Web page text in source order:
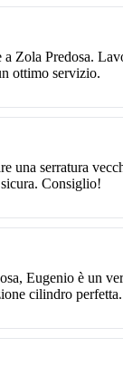
a Zola Predosa.
ottimo servizio.
una serratura
Consiglio!
Eugenio è un
cilindro perfetta.